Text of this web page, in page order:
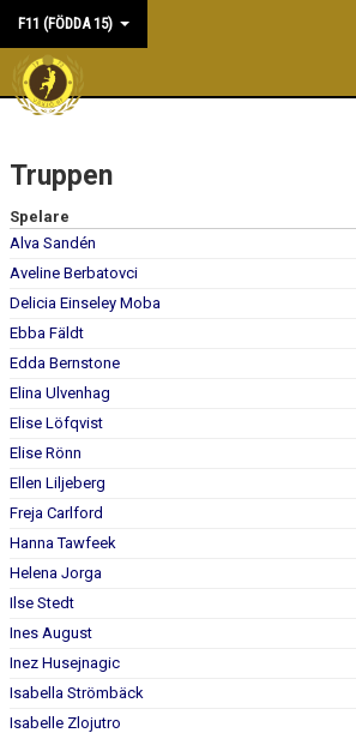
F11 (FÖDDA 15)
HEM
NYHETER
KALENDER
MATCHER
TRUPPEN
DOKUMENT
KONTAKT
Truppen
Spelare
Alva Sandén
Aveline Berbatovci
Delicia Einseley Moba
Ebba Fäldt
Edda Bernstone
Elina Ulvenhag
Elise Löfqvist
Elise Rönn
Ellen Liljeberg
Freja Carlford
Hanna Tawfeek
Helena Jorga
Ilse Stedt
Ines August
Inez Husejnagic
Isabella Strömbäck
Isabelle Zlojutro